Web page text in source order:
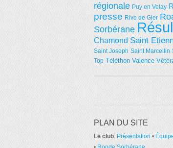
régionale Puy en Velay
presse Rive de Gier
Sorbérane
Chamond Saint
Saint Joseph Saint Marcellin
Top Téléthon Valence
PLAN DU SITE
Le club: Présentation •